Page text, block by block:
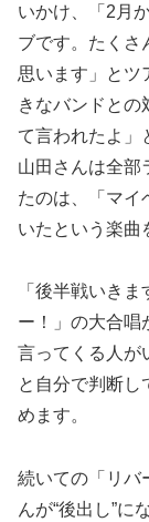
いかけ、「2月
ブです。たくさ
思います」とツ
きなバンドとの
て言われたよ」
山田さんは全部
たのは、「マイ
いたという楽曲
「後半戦いき
ー！」の大合唱
言ってくる人が
と自分で判断し
めます。
続いての「リバ
んが“後出し”に